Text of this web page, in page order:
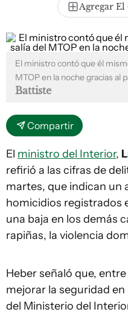
Agregar El
El ministro contó que él
MTOP en la noche gracias al
Battiste
Compartir
El ministro del Interior,
refirió a las cifras de
martes, que indican un
homicidios registrados
una baja en los demás
rapiñas, la violencia
Heber señaló que,
mejorar la seguridad
del Ministerio del